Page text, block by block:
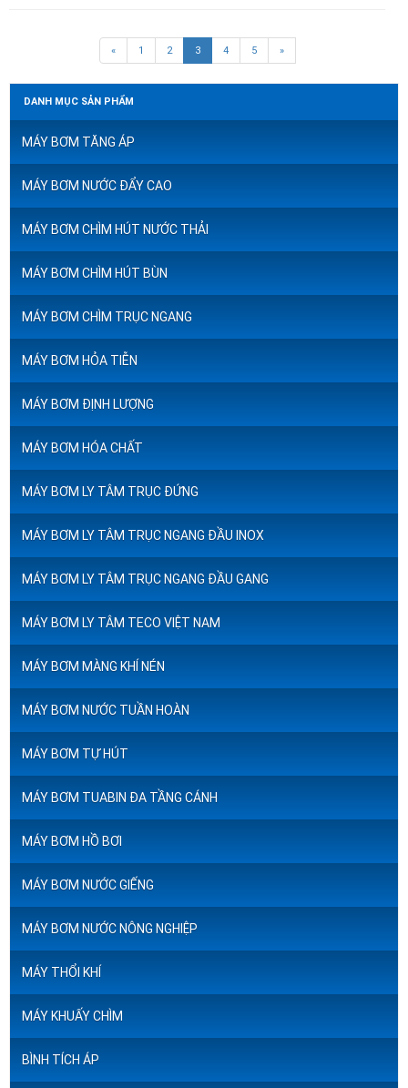
« 1 2 3(current)
4 5 »
DANH MỤC SẢN PHẨM
MÁY BƠM TĂNG ÁP
MÁY BƠM NƯỚC ĐẨY CAO
MÁY BƠM CHÌM HÚT NƯỚC THẢI
MÁY BƠM CHÌM HÚT BÙN
MÁY BƠM CHÌM TRỤC NGANG
MÁY BƠM HỎA TIỄN
MÁY BƠM ĐỊNH LƯỢNG
MÁY BƠM HÓA CHẤT
MÁY BƠM LY TÂM TRỤC ĐỨNG
MÁY BƠM LY TÂM TRỤC NGANG ĐẦU INOX
MÁY BƠM LY TÂM TRỤC NGANG ĐẦU GANG
MÁY BƠM LY TÂM TECO VIỆT NAM
MÁY BƠM MÀNG KHÍ NÉN
MÁY BƠM NƯỚC TUẦN HOÀN
MÁY BƠM TỰ HÚT
MÁY BƠM TUABIN ĐA TẦNG CÁNH
MÁY BƠM HỒ BƠI
MÁY BƠM NƯỚC GIẾNG
MÁY BƠM NƯỚC NÔNG NGHIỆP
MÁY THỔI KHÍ
MÁY KHUẤY CHÌM
BÌNH TÍCH ÁP